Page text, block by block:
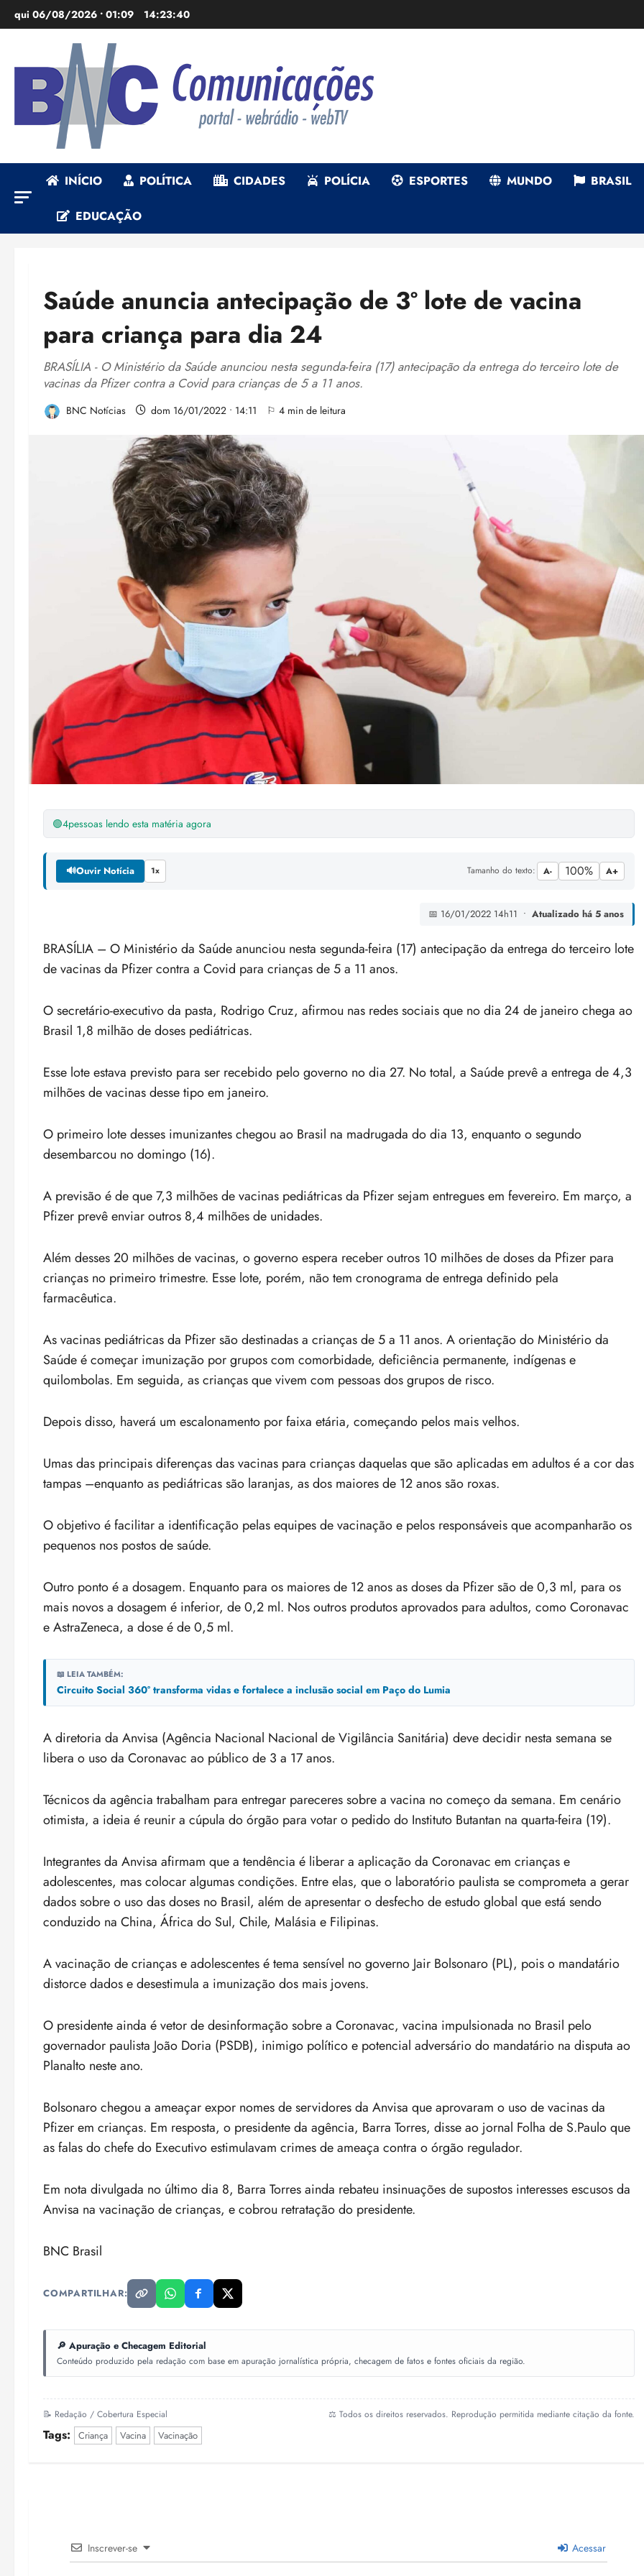
para
qui 06/08/2026 • 01:09 14:23:41
INÍCIO POLÍTICA CIDADES POLÍCIA ESPORTES MUNDO BRASIL
EDUCAÇÃO
Saúde anuncia antecipação de 3º lote de vacina
para criança para dia 24
BRASÍLIA - O Ministério da Saúde anunciou nesta segunda-feira (17) antecipação da entrega do terceiro lote de
vacinas da Pfizer contra a Covid para crianças de 5 a 11 anos.
BNC Notícias dom 16/01/2022 • 14:11 ⚐ 4 min de leitura
🟢4pessoas lendo esta matéria agora
🔊Ouvir Notícia 1x Tamanho do texto: A- 100% A+
📅 16/01/2022 14h11 • Atualizado há 5 anos
BRASÍLIA – O Ministério da Saúde anunciou nesta segunda-feira (17) antecipação da entrega do terceiro lote
de vacinas da Pfizer contra a Covid para crianças de 5 a 11 anos.
O secretário-executivo da pasta, Rodrigo Cruz, afirmou nas redes sociais que no dia 24 de janeiro chega ao
Brasil 1,8 milhão de doses pediátricas.
Esse lote estava previsto para ser recebido pelo governo no dia 27. No total, a Saúde prevê a entrega de 4,3
milhões de vacinas desse tipo em janeiro.
O primeiro lote desses imunizantes chegou ao Brasil na madrugada do dia 13, enquanto o segundo
desembarcou no domingo (16).
A previsão é de que 7,3 milhões de vacinas pediátricas da Pfizer sejam entregues em fevereiro. Em março, a
Pfizer prevê enviar outros 8,4 milhões de unidades.
Além desses 20 milhões de vacinas, o governo espera receber outros 10 milhões de doses da Pfizer para
crianças no primeiro trimestre. Esse lote, porém, não tem cronograma de entrega definido pela
farmacêutica.
As vacinas pediátricas da Pfizer são destinadas a crianças de 5 a 11 anos. A orientação do Ministério da
Saúde é começar imunização por grupos com comorbidade, deficiência permanente, indígenas e
quilombolas. Em seguida, as crianças que vivem com pessoas dos grupos de risco.
Depois disso, haverá um escalonamento por faixa etária, começando pelos mais velhos.
Umas das principais diferenças das vacinas para crianças daquelas que são aplicadas em adultos é a cor das
tampas –enquanto as pediátricas são laranjas, as dos maiores de 12 anos são roxas.
O objetivo é facilitar a identificação pelas equipes de vacinação e pelos responsáveis que acompanharão os
pequenos nos postos de saúde.
Outro ponto é a dosagem. Enquanto para os maiores de 12 anos as doses da Pfizer são de 0,3 ml, para os
mais novos a dosagem é inferior, de 0,2 ml. Nos outros produtos aprovados para adultos, como Coronavac
e AstraZeneca, a dose é de 0,5 ml.
📖 LEIA TAMBÉM:
Circuito Social 360° transforma vidas e fortalece a inclusão social em Paço do Lumia
A diretoria da Anvisa (Agência Nacional Nacional de Vigilância Sanitária) deve decidir nesta semana se
libera o uso da Coronavac ao público de 3 a 17 anos.
Técnicos da agência trabalham para entregar pareceres sobre a vacina no começo da semana. Em cenário
otimista, a ideia é reunir a cúpula do órgão para votar o pedido do Instituto Butantan na quarta-feira (19).
Integrantes da Anvisa afirmam que a tendência é liberar a aplicação da Coronavac em crianças e
adolescentes, mas colocar algumas condições. Entre elas, que o laboratório paulista se comprometa a gerar
dados sobre o uso das doses no Brasil, além de apresentar o desfecho de estudo global que está sendo
conduzido na China, África do Sul, Chile, Malásia e Filipinas.
A vacinação de crianças e adolescentes é tema sensível no governo Jair Bolsonaro (PL), pois o mandatário
distorce dados e desestimula a imunização dos mais jovens.
O presidente ainda é vetor de desinformação sobre a Coronavac, vacina impulsionada no Brasil pelo
governador paulista João Doria (PSDB), inimigo político e potencial adversário do mandatário na disputa ao
Planalto neste ano.
Bolsonaro chegou a ameaçar expor nomes de servidores da Anvisa que aprovaram o uso de vacinas da
Pfizer em crianças. Em resposta, o presidente da agência, Barra Torres, disse ao jornal Folha de S.Paulo que
as falas do chefe do Executivo estimulavam crimes de ameaça contra o órgão regulador.
Em nota divulgada no último dia 8, Barra Torres ainda rebateu insinuações de supostos interesses escusos da
Anvisa na vacinação de crianças, e cobrou retratação do presidente.
BNC Brasil
COMPARTILHAR:
🔎 Apuração e Checagem Editorial
Conteúdo produzido pela redação com base em apuração jornalística própria, checagem de fatos e fontes oficiais da região.
📝 Redação / Cobertura Especial ⚖️ Todos os direitos reservados. Reprodução permitida mediante citação da fonte.
Tags: Criança Vacina Vacinação
Inscrever-se Acessar